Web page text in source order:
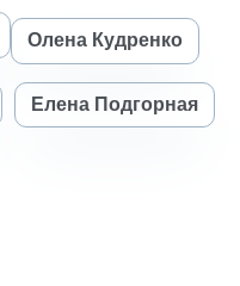
Олена Кудренко
Елена Подгорная